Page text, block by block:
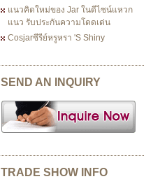
แนวคิดใหม่ของ Jar ในดีไซน์แหวก
แนว รับประกันความโดดเด่น
Cosjarซีรีย์หรูหรา 's Shiny
SEND AN INQUIRY
TRADE SHOW INFO